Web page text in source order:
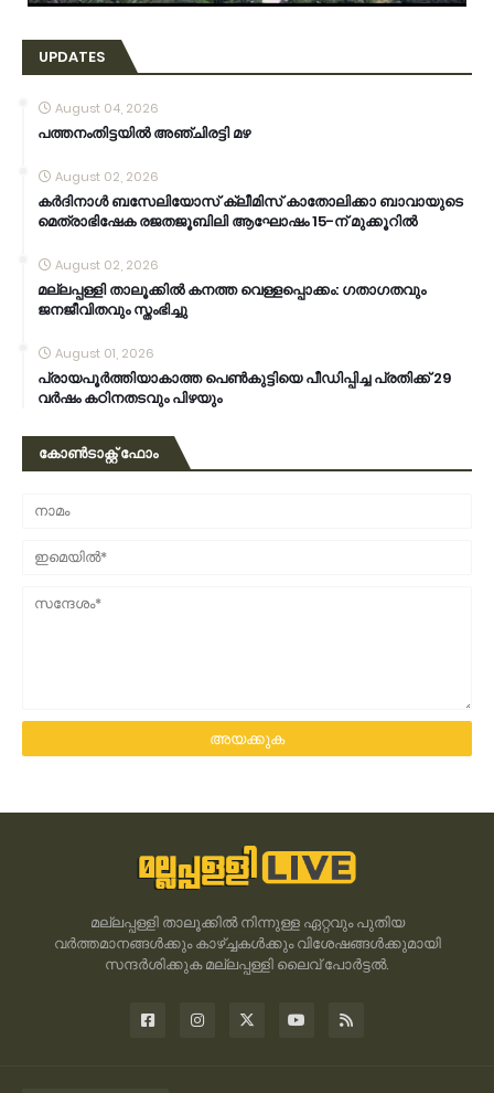
UPDATES
August 04, 2026
പത്തനംതിട്ടയിൽ അഞ്ചിരട്ടി മഴ
August 02, 2026
കര്‍ദിനാള്‍ ബസേലിയോസ് ക്ലീമിസ് കാതോലിക്കാ ബാവായുടെ
മെത്രാഭിഷേക രജതജൂബിലി ആഘോഷം 15-ന് മുക്കൂറില്‍
August 02, 2026
മല്ലപ്പള്ളി താലൂക്കിൽ കനത്ത വെള്ളപ്പൊക്കം: ഗതാഗതവും
ജനജീവിതവും സ്തംഭിച്ചു
August 01, 2026
പ്രായപൂർത്തിയാകാത്ത പെൺകുട്ടിയെ പീഡിപ്പിച്ച പ്രതിക്ക് 29
വർഷം കഠിനതടവും പിഴയും
കോൺടാക്റ്റ് ഫോം
മല്ലപ്പള്ളി താലൂക്കിൽ നിന്നുള്ള ഏറ്റവും പുതിയ
വർത്തമാനങ്ങൾക്കും കാഴ്ച്ചകൾക്കും വിശേഷങ്ങൾക്കുമായി
സന്ദർശിക്കുക മല്ലപ്പള്ളി ലൈവ് പോർട്ടൽ.